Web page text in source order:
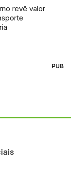
revê valor
PUB